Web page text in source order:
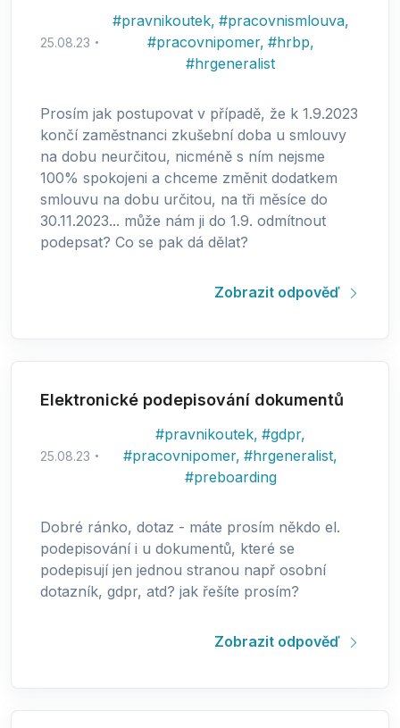
25.08.23
#pravnikoutek, #pracovnismlouva,
#pracovnipomer, #hrbp,
#hrgeneralist
Prosím jak postupovat v případě, že k 1.9.2023
končí zaměstnanci zkušební doba u smlouvy
na dobu neurčitou, nicméně s ním nejsme
100% spokojeni a chceme změnit dodatkem
smlouvu na dobu určitou, na tři měsíce do
30.11.2023... může nám ji do 1.9. odmítnout
podepsat? Co se pak dá dělat?
Zobrazit odpověď
Elektronické podepisování dokumentů
25.08.23
#pravnikoutek, #gdpr,
#pracovnipomer, #hrgeneralist,
#preboarding
Dobré ránko, dotaz - máte prosím někdo el.
podepisování i u dokumentů, které se
podepisují jen jednou stranou např osobní
dotazník, gdpr, atd? jak řešíte prosím?
Zobrazit odpověď